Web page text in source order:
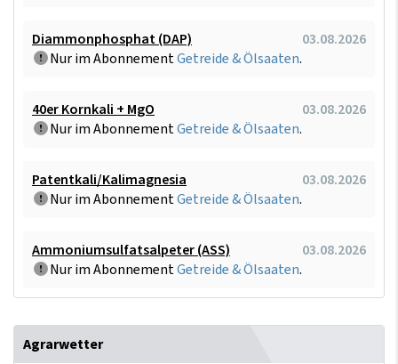
Diammonphosphat (DAP)
03.08.2026
Nur im AbonnementGetreide & Ölsaaten.
40er Kornkali + MgO
03.08.2026
Nur im AbonnementGetreide & Ölsaaten.
Patentkali/Kalimagnesia
03.08.2026
Nur im AbonnementGetreide & Ölsaaten.
Ammoniumsulfatsalpeter (ASS)
03.08.2026
Nur im AbonnementGetreide & Ölsaaten.
Agrarwetter